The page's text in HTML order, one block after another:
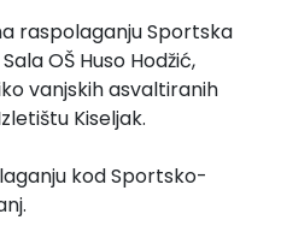
raspolaganju Sportska
OŠ Huso Hodžić,
vanjskih asvaltiranih
Kiseljak.
kod Sportsko-